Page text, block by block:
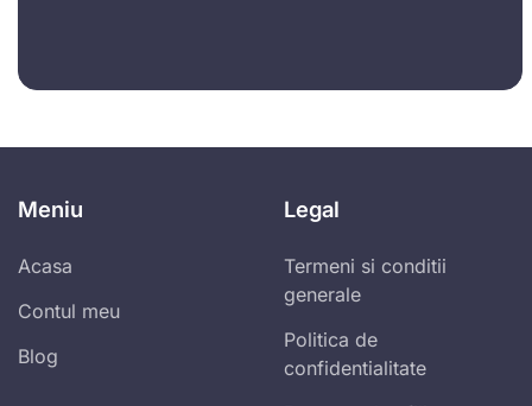
Meniu
Acasa
Contul meu
Blog
Legal
Termeni si conditii
generale
Politica de
confidentialitate